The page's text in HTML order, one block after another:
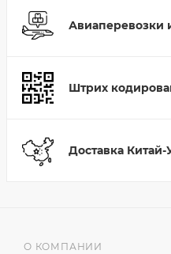
Авиаперевозки
Штрих
Доставка Китай-
О КОМПАНИИ